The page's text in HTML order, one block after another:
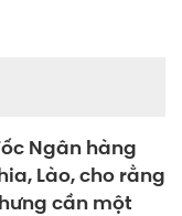
Ngân hàng
Lào, cho rằng
cần một